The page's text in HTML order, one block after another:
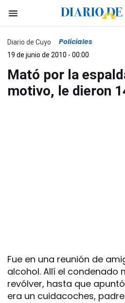
Diario de Cuyo Policiales
19 de junio de 2010 - 00:00
Mató por la
motivo, le dieron
Fue en una reunión de
alcohol. Allí el condenado
revólver, hasta que
era un cuidacoches,